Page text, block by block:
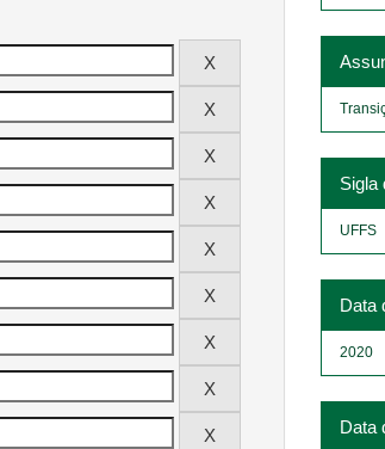
Sigla
UFFS
Data
2020
Data